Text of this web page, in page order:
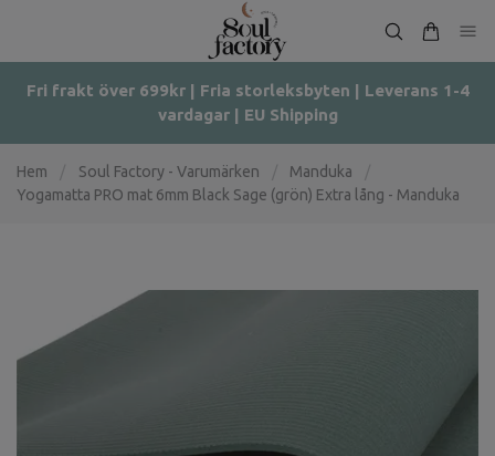
Fri frakt över 699kr | Fria storleksbyten | Leverans 1-4
vardagar | EU Shipping
Hem Soul Factory - Varumärken Manduka
Yogamatta PRO mat 6mm Black Sage (grön) Extra lång - Manduka